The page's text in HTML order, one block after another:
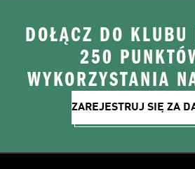
DOŁĄCZ DO
250
WYKORZYSTANIA
ZAREJESTRUJ SIĘ ZA